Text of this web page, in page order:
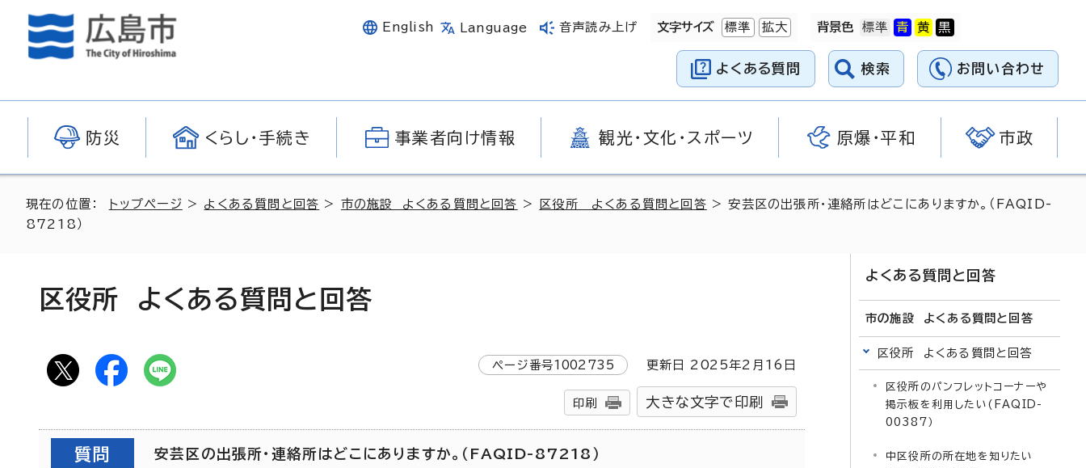
English Language 音声読み上げ 文字サイズ 標準 拡大 背景色
よくある質問 検索 お問い合わせ
防災 くらし・手続き 事業者向け情報 観光・文化・スポーツ 原爆・平和 市政
現在の位置： トップページ > よくある質問と回答 > 市の施設 よくある質問と回答 > 区役所 よくある質問と回答 > 安芸区の出張所・連絡所はどこにありますか。（FAQID-
87218）
区役所 よくある質問と回答
ページ番号1002735 更新日 2025年2月 16 日
印刷 大きな文字で印刷
質問 安芸区の出張所・連絡所はどこにありますか。（FAQID-87218）
よくある質問と回答
市の施設 よくある質問と回答
区役所 よくある質問と回答
区役所のパンフレットコーナーや
掲示板を利用したい(FAQID-
00387）
中区役所の所在地を知りたい